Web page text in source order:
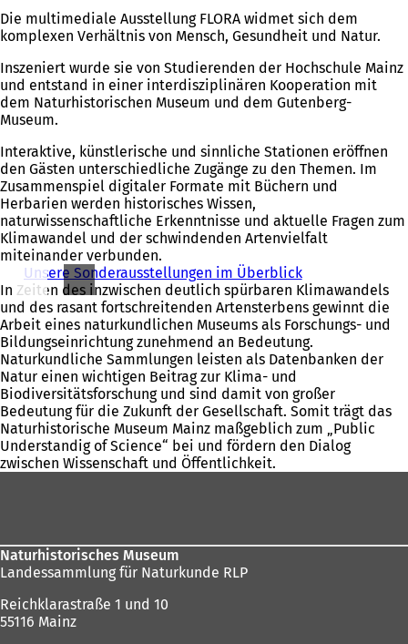
Die multimediale Ausstellung FLORA widmet sich dem
komplexen Verhältnis von Mensch, Gesundheit und Natur.
Inszeniert wurde sie von Studierenden der Hochschule Mainz
und entstand in einer interdisziplinären Kooperation mit
dem Naturhistorischen Museum und dem Gutenberg-
Museum.
Interaktive, künstlerische und sinnliche Stationen eröffnen
den Gästen unterschiedliche Zugänge zu den Themen. Im
Zusammenspiel digitaler Formate mit Büchern und
Herbarien werden historisches Wissen,
naturwissenschaftliche Erkenntnisse und aktuelle Fragen zum
Klimawandel und der schwindenden Artenvielfalt
miteinander verbunden.
Unsere Sonderausstellungen im Überblick
In Zeiten des inzwischen deutlich spürbaren Klimawandels
und des rasant fortschreitenden Artensterbens gewinnt die
Arbeit eines naturkundlichen Museums als Forschungs- und
Bildungseinrichtung zunehmend an Bedeutung.
Naturkundliche Sammlungen leisten als Datenbanken der
Natur einen wichtigen Beitrag zur Klima- und
Biodiversitätsforschung und sind damit von großer
Bedeutung für die Zukunft der Gesellschaft. Somit trägt das
Naturhistorische Museum Mainz maßgeblich zum „Public
Understandig of Science“ bei und fördern den Dialog
zwischen Wissenschaft und Öffentlichkeit.
Naturhistorisches Museum
Landessammlung für Naturkunde RLP
Reichklarastraße 1 und 10
55116 Mainz